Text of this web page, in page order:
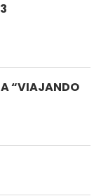
“VIAJANDO